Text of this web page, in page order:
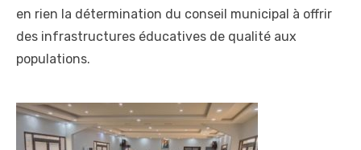
en rien la détermination du conseil municipal à offrir
des infrastructures éducatives de qualité aux
populations.